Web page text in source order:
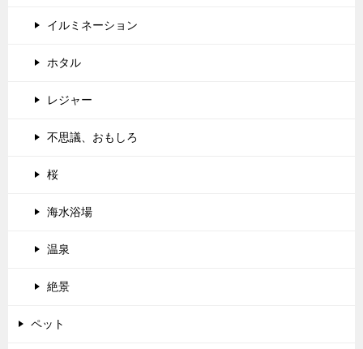
イルミネーション
ホタル
レジャー
不思議、おもしろ
桜
海水浴場
温泉
絶景
ペット